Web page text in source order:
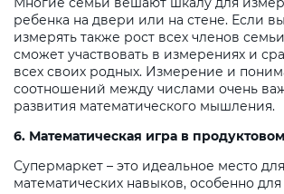
ребенка на двери или на стене. Если
измерять также рост всех членов
сможет участвовать в измерениях и
всех своих родных. Измерение и
соотношений между числами очень
развития математического мышления.
6. Математическая игра в
Супермаркет – это идеальное место
математических навыков, особенно